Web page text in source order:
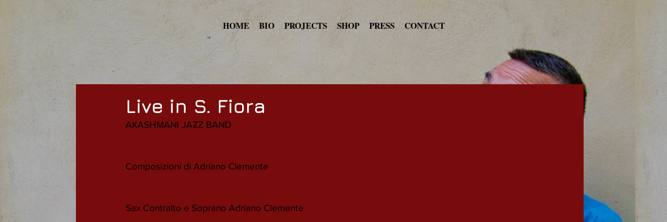
HOME BIO PROJECTS SHOP PRESS CONTACT
Live in S. Fiora
AKASHMANI JAZZ BAND
Composizioni di Adriano Clemente
Sax Contralto e Soprano Adriano Clemente